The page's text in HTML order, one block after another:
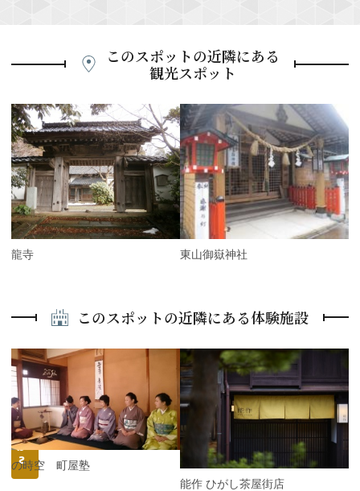
このスポットの近隣にある
観光スポット
P
r
e
v
i
o
u
s
宗龍寺 東山御嶽神社
N
e
x
t
このスポットの近隣にある体験施設
P
r
e
v
i
o
u
s
和の時空 町屋塾
能作 ひがし茶屋街店
N
e
x
t